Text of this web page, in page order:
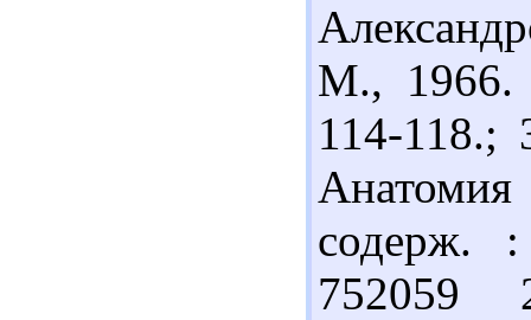
М., 1966.
114-
содерж.
752059